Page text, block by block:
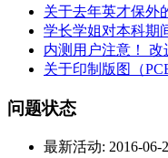
关于去年英才保外
学长学姐对本科期
内测用户注意！
关于印制版图（
问题状态
最新活动: 2016-06-